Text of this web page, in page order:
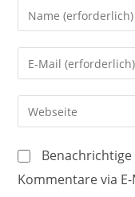
Gib
deinen
Namen
oder
Benutzernamen
zum
ein
Gib
deine
E-
Mail-
zum
Kommentieren
Gib
deine
Website-
URL
ein
Kommentare via E-